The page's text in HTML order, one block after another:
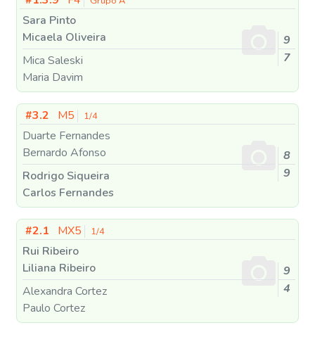
Sara Pinto
Micaela Oliveira
Mica Saleski
Maria Davim
9
7
#3.2 M5 1/4
Duarte Fernandes
Bernardo Afonso
Rodrigo Siqueira
Carlos Fernandes
8
9
#2.1 MX5 1/4
Rui Ribeiro
Liliana Ribeiro
Alexandra Cortez
Paulo Cortez
9
4